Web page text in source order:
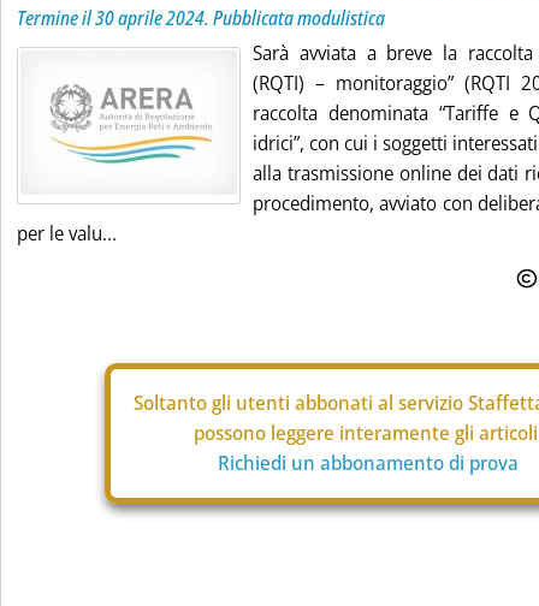
Termine il 30 aprile 2024. Pubblicata modulistica
Sarà avviata a breve la
(RQTI) – monitoraggio” (RQTI
raccolta denominata “Tariffe e
idrici”, con cui i soggetti
alla trasmissione online dei dati
procedimento, avviato con
per le valu...
Soltanto gli utenti abbonati al servizio
possono leggere interamente gli
Richiedi un abbonamento di prova